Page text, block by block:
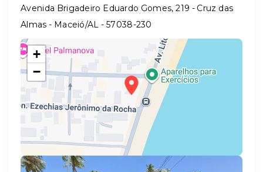
Avenida Brigadeiro Eduardo Gomes, 219 - Cruz das
Almas - Maceió/AL - 57038-230
+
−